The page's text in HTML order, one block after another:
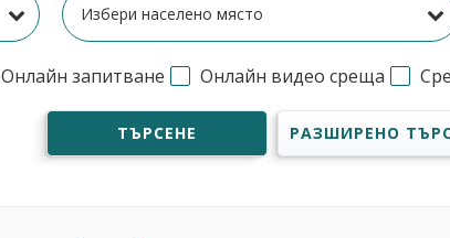
Онлайн запитване Онлайн видео среща
ТЪРСЕНЕ РАЗШИРЕНО